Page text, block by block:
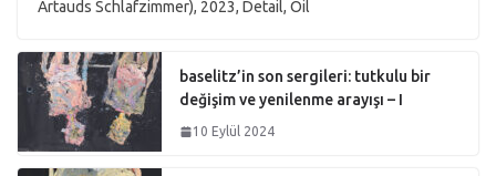
Artauds Schlafzimmer), 2023, Detail, Oil
baselitz’in son sergileri: tutkulu bir
değişim ve yenilenme arayışı – I
10 Eylül 2024